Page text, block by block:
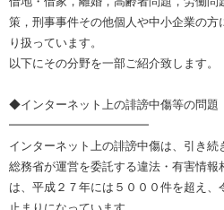
策，刑事事件その他個人や中小企業の方
り扱っています。
以下にその分野を一部ご紹介致します。
◆インターネット上の誹謗中傷等の問題
━━━━━━━━━━━━
インターネット上の誹謗中傷は、引き続
総務省が運営を委託する違法・有害情
は、平成２７年には５０００件を超え